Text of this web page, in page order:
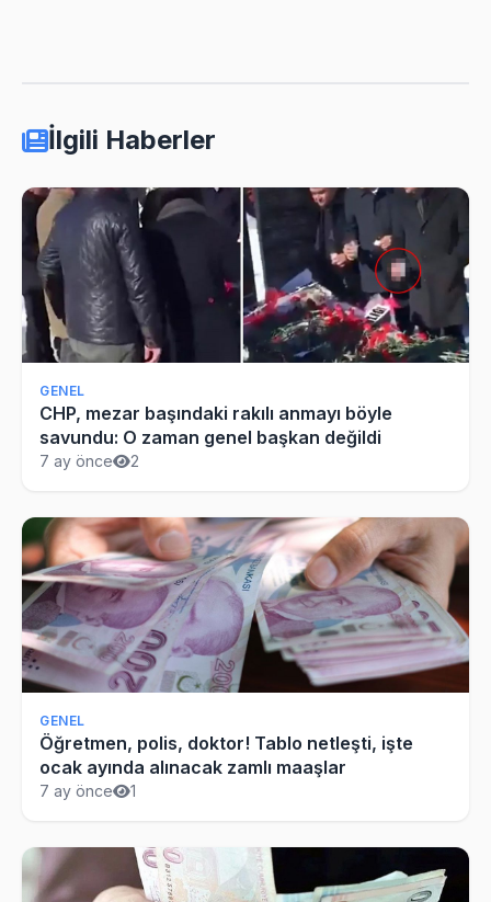
İlgili Haberler
GENEL
CHP, mezar başındaki rakılı anmayı böyle
savundu: O zaman genel başkan değildi
7 ay önce 2
GENEL
Öğretmen, polis, doktor! Tablo netleşti, işte
ocak ayında alınacak zamlı maaşlar
7 ay önce 1